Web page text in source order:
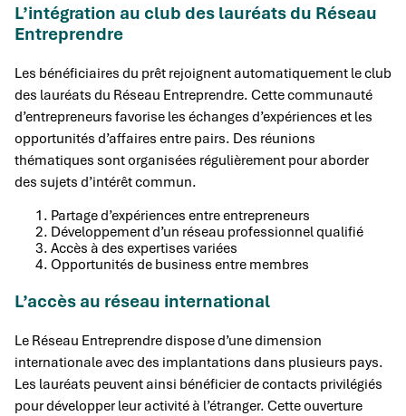
L’intégration au club des lauréats du Réseau
Entreprendre
Les bénéficiaires du prêt rejoignent automatiquement le club
des lauréats du Réseau Entreprendre. Cette communauté
d’entrepreneurs favorise les échanges d’expériences et les
opportunités d’affaires entre pairs. Des réunions
thématiques sont organisées régulièrement pour aborder
des sujets d’intérêt commun.
Partage d’expériences entre entrepreneurs
Développement d’un réseau professionnel qualifié
Accès à des expertises variées
Opportunités de business entre membres
L’accès au réseau international
Le Réseau Entreprendre dispose d’une dimension
internationale avec des implantations dans plusieurs pays.
Les lauréats peuvent ainsi bénéficier de contacts privilégiés
pour développer leur activité à l’étranger. Cette ouverture